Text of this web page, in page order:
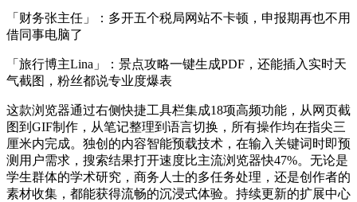
「财务张主任」：多开五个税局网站不卡顿，申报期再也不用
借同事电脑了
「旅行博主Lina」：景点攻略一键生成PDF，还能插入实时天
气截图，粉丝都说专业度爆表
这款浏览器通过右侧快捷工具栏集成18项高频功能，从网页截
图到GIF制作，从笔记整理到语言切换，所有操作均在指尖三
厘米内完成。独创的内容智能预载技术，在输入关键词时即预
测用户需求，搜索结果打开速度比主流浏览器快47%。无论是
学生群体的学术研究，商务人士的多任务处理，还是创作者的
素材收集，都能获得流畅的沉浸式体验。持续更新的扩展中心